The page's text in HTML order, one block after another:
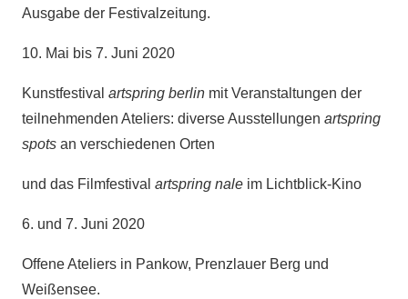
Ausgabe der Festivalzeitung.
10. Mai bis 7. Juni 2020
Kunstfestival artspring berlin mit Veranstaltungen der
teilnehmenden Ateliers: diverse Ausstellungen artspring
spots an verschiedenen Orten
und das Filmfestival artspring nale im Lichtblick-Kino
6. und 7. Juni 2020
Offene Ateliers in Pankow, Prenzlauer Berg und
Weißensee.